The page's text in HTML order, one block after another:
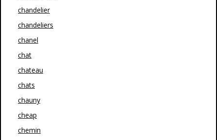
chandelier
chandeliers
chanel
chat
chateau
chats
chauny
cheap
chemin